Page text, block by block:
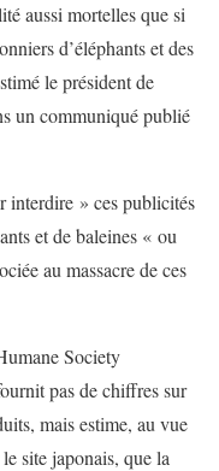
aussi mortelles que si
d’éléphants et des
le président de
un communiqué publié
interdire » ces publicités
et de baleines « ou
au massacre de ces
Society
pas de chiffres sur
mais estime, au vue
site japonais, que la